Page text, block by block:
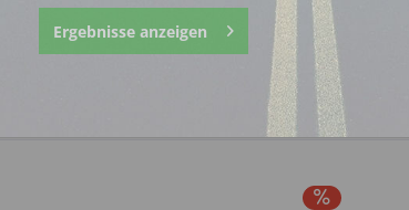
Ergebnisse anzeigen